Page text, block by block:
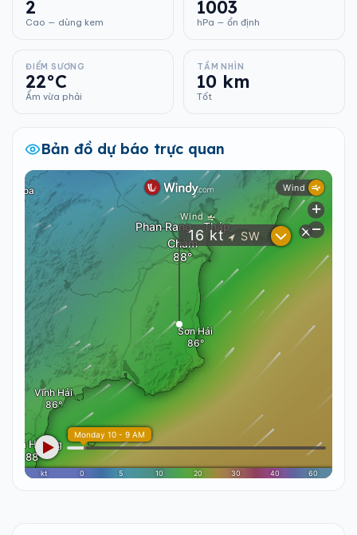
2
Cao — dùng kem
1003
hPa — ổn định
ĐIỂM SƯƠNG
22°C
Ẩm vừa phải
TẦM NHÌN
10 km
Tốt
Bản đồ dự báo trực quan